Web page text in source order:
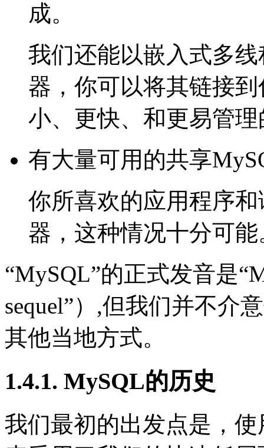
成。
我们还能以嵌入式多
器，你可以将其链接
小、更快、和更易管
有大量可用的共享
你所喜欢的应用程序
器，这种情况十分可能
“MySQL”的正式发音是“
sequel”）,但我们并不介
其他当地方式。
1.4.1. MySQL的历史
我们最初的出发点是，